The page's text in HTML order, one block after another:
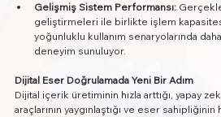
Gelişmiş Sistem Performansı:
geliştirmeleri ile birlikte işlem
yoğunluklu kullanım senaryolarında
deneyim sunuluyor.
Dijital Eser Doğrulamada Yeni Bir Adım
Dijital içerik üretiminin hızla arttığı, yapay
araçlarının yaygınlaştığı ve eser